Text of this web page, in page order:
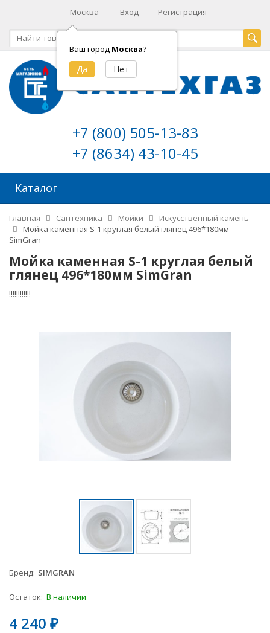
Москва
Ваш город Москва?
Вход Регистрация
+7 (800) 505-13-83
+7 (8634) 43-10-45
Каталог
Главная Сантехника Мойки
Искусственный камень
Мойка каменная S-1 круглая белый глянец 496*180мм
SimGran
Мойка каменная S-1 круглая белый
глянец 496*180мм SimGran
!!!!!!!!!!!!
Бренд SIMGRAN
Остаток: В наличии
4 240 ₽